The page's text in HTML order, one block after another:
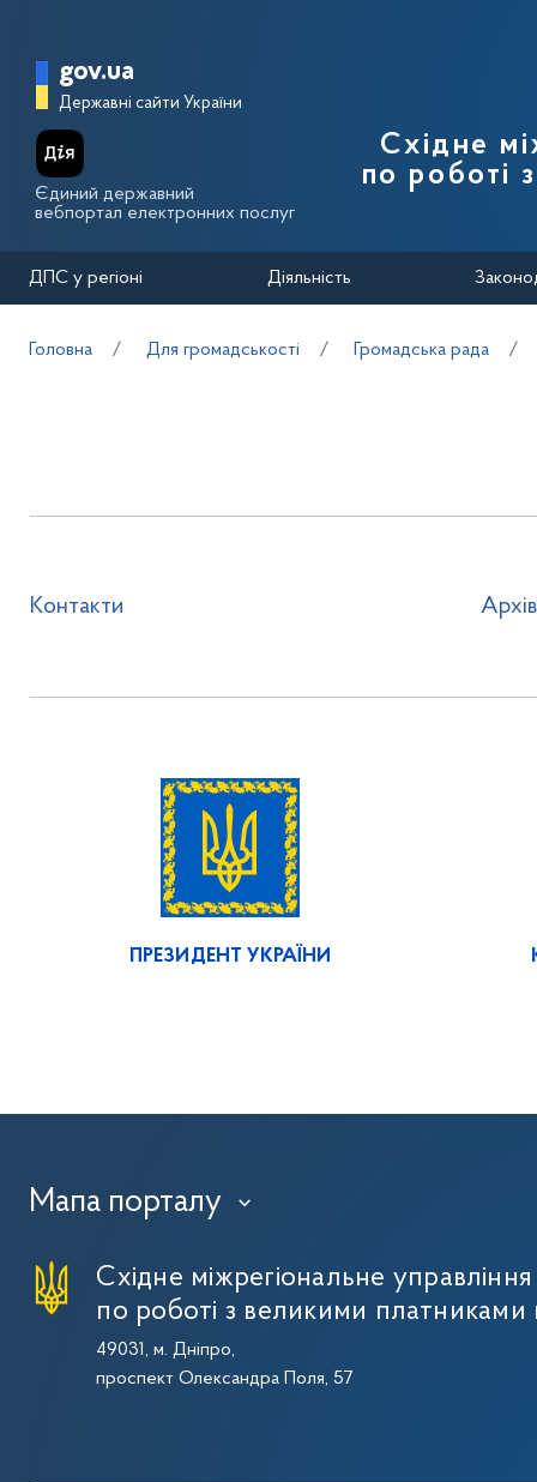
Головна сторінка Державної
gov.ua
Державні сайти України
Єдиний державний
вебпортал електронних послуг
Східне
по роботі
ДПС у регіоні Діяльність
Головна Для громадськості Громадська рада
Контакти Архів
ПРЕЗИДЕНТ УКРАЇНИ
Мапа порталу ›
Східне міжрегіональне
по роботі з великими платниками
49031, м. Дніпро,
проспект Олександра Поля, 57